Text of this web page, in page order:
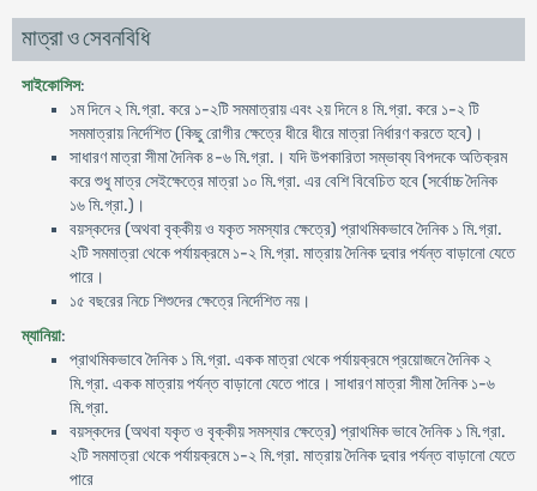
মাত্রা ও সেবনবিধি
সাইকোসিস:
১ম দিনে ২ মি.গ্রা. করে ১-২টি সমমাত্রায় এবং ২য় দিনে ৪ মি.গ্রা. করে ১-২ টি
সমমাত্রায় নির্দেশিত (কিছু রোগীর ক্ষেত্রে ধীরে ধীরে মাত্রা নির্ধারণ করতে হবে)।
সাধারণ মাত্রা সীমা দৈনিক ৪-৬ মি.গ্রা.। যদি উপকারিতা সম্ভাব্য বিপদকে অতিক্রম
করে শুধু মাত্র সেইক্ষেত্রে মাত্রা ১০ মি.গ্রা. এর বেশি বিবেচিত হবে (সর্বোচ্চ দৈনিক
১৬ মি.গ্রা.)।
বয়স্কদের (অথবা বৃক্কীয় ও যকৃত সমস্যার ক্ষেত্রে) প্রাথমিকভাবে দৈনিক ১ মি.গ্রা.
২টি সমমাত্রা থেকে পর্যায়ক্রমে ১-২ মি.গ্রা. মাত্রায় দৈনিক দুবার পর্যন্ত বাড়ানো যেতে
পারে।
১৫ বছরের নিচে শিশুদের ক্ষেত্রে নির্দেশিত নয়।
ম্যানিয়া:
প্রাথমিকভাবে দৈনিক ১ মি.গ্রা. একক মাত্রা থেকে পর্যায়ক্রমে প্রয়োজনে দৈনিক ২
মি.গ্রা. একক মাত্রায় পর্যন্ত বাড়ানো যেতে পারে। সাধারণ মাত্রা সীমা দৈনিক ১-৬
মি.গ্রা.
বয়স্কদের (অথবা যকৃত ও বৃক্কীয় সমস্যার ক্ষেত্রে) প্রাথমিক ভাবে দৈনিক ১ মি.গ্রা.
২টি সমমাত্রা থেকে পর্যায়ক্রমে ১-২ মি.গ্রা. মাত্রায় দৈনিক দুবার পর্যন্ত বাড়ানো যেতে
পারে